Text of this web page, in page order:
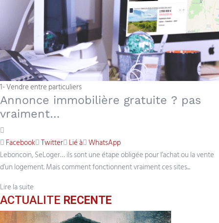
1- Vendre entre particuliers
Annonce immobilière gratuite ? pas
vraiment…
Facebook Twitter Lié à WhatsApp
Leboncoin, SeLoger… ils sont une étape obligée pour l’achat ou la vente
d’un logement. Mais comment fonctionnent vraiment ces sites...
Lire la suite
ACTUALITE RECENTE